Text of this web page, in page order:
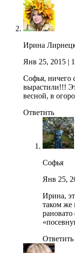
Ирина
Янв 25, 2015 |
Софья, ничего
вырастили!!!
весной, в
Ответить
Софья
Янв 25,
Ирина,
таком же
рановато
Ответить